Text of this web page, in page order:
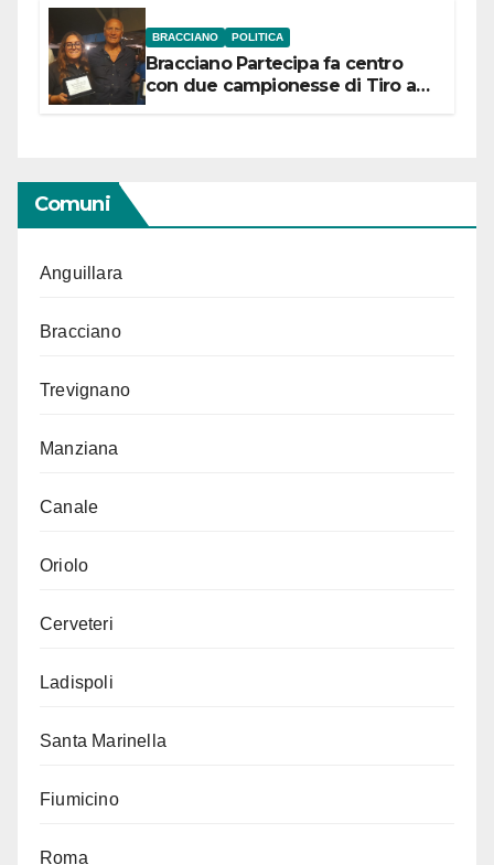
BRACCIANO POLITICA
Bracciano Partecipa fa centro
con due campionesse di Tiro a
Comuni
Anguillara
Bracciano
Trevignano
Manziana
Canale
Oriolo
Cerveteri
Ladispoli
Santa Marinella
Fiumicino
Roma